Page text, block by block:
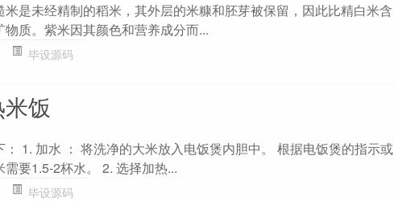
是未经精制的稻米，其外层的米糠和胚芽被保留，因此比精白米含
质。紫米因其颜色和营养成分而...
毕设源码
饭
1. 加水 ： 将洗净的大米放入电饭煲内胆中。 根据电饭煲的指示或
要1.5-2杯水。 2. 选择加热...
毕设源码